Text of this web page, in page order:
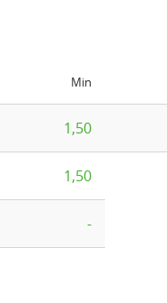
Min
1,50
1,50
-